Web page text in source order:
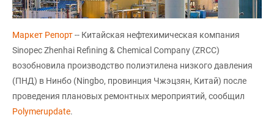
Маркет Репорт-- Китайская нефтехимическая компания
Sinopec Zhenhai Refining & Chemical Company (ZRCC)
возобновила производство полиэтилена низкого давления
(ПНД) в Нинбо (Ningbo, провинция Чжэцзян, Китай) после
проведения плановых ремонтных мероприятий, сообщил
Polymerupdate.